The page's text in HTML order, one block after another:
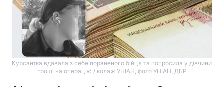
Курсантка вдавала з себе пораненого бійця та попросила у дівчини
гроші на операцію / колаж УНІАН, фото УНІАН, ДБР